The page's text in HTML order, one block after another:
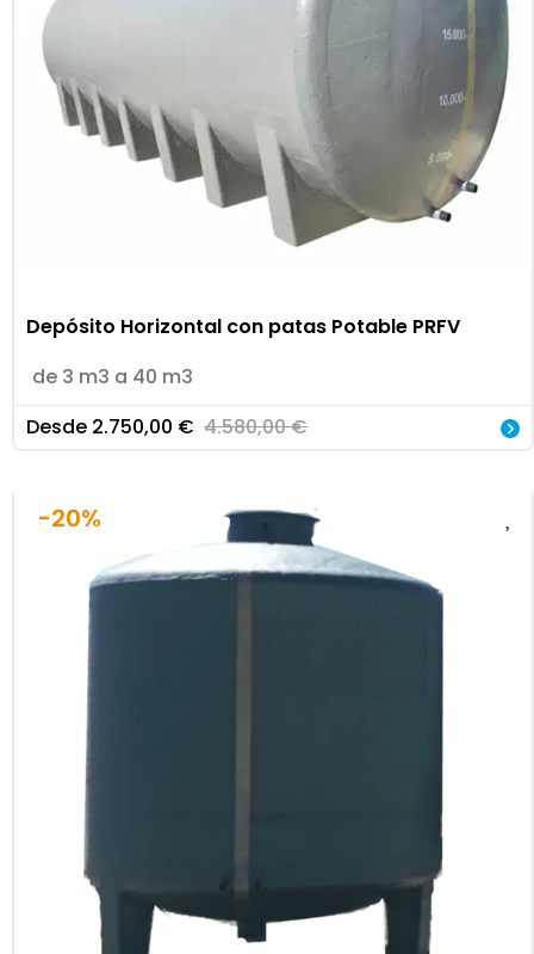
Depósito Horizontal con patas Potable PRFV
de 3 m3 a 40 m3
Desde 2.750,00 € 4.580,00€
-20%